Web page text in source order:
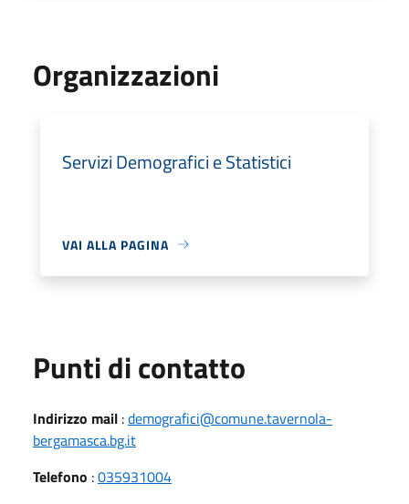
Organizzazioni
Servizi Demografici e Statistici
VAI ALLA PAGINA
Punti di contatto
Indirizzo mail :demografici@comune.tavernola-
bergamasca.bg.it
Telefono :035931004